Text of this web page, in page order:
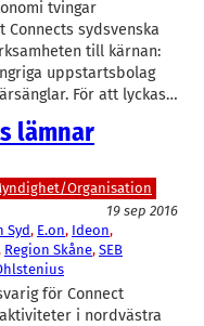
tvingar
sydsvenska
till kärnan:
uppstartsbolag
För att lyckas…
lämnar
Organisation
19 sep 2016
Syd, E.on, Ideon
Region Skåne, SEB
för Connect
i nordvästra